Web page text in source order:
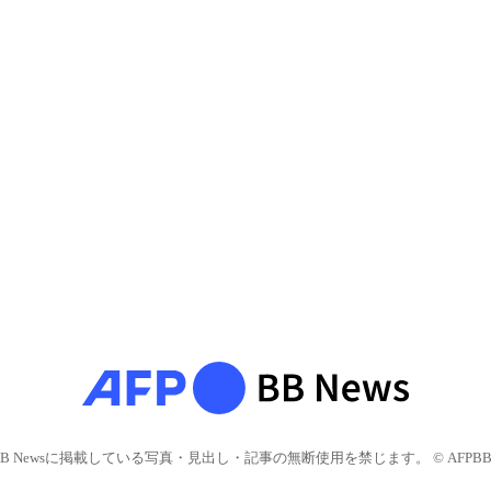
Newsに掲載している写真・見出し・記事の無断使用を禁じます。 © AFPBB